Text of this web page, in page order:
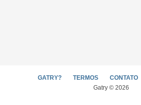
GATRY? TERMOS CONTATO
Gatry © 2026